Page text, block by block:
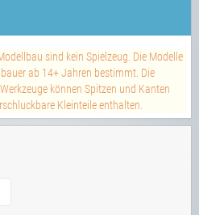
sind kein Spielzeug. Die Modelle
ab 14+ Jahren bestimmt. Die
können Spitzen und Kanten
Kleinteile enthalten.